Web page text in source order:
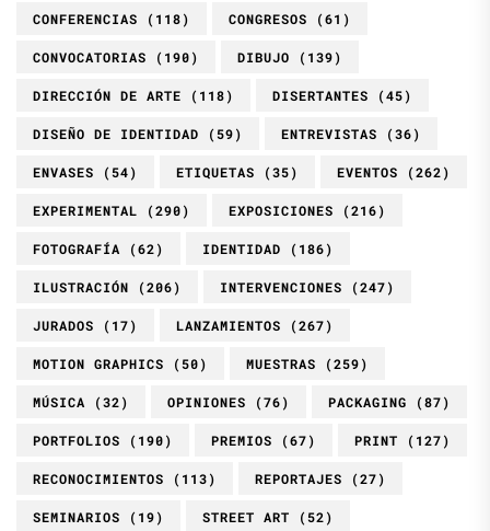
CONFERENCIAS (118) CONGRESOS (61)
CONVOCATORIAS (190) DIBUJO (139)
DIRECCIÓN DE ARTE (118) DISERTANTES (45)
DISEÑO DE IDENTIDAD (59) ENTREVISTAS (36)
ENVASES (54) ETIQUETAS (35) EVENTOS (262)
EXPERIMENTAL (290) EXPOSICIONES (216)
FOTOGRAFÍA (62) IDENTIDAD (186)
ILUSTRACIÓN (206) INTERVENCIONES (247)
JURADOS (17) LANZAMIENTOS (267)
MOTION GRAPHICS (50) MUESTRAS (259)
MÚSICA (32) OPINIONES (76) PACKAGING (87)
PORTFOLIOS (190) PREMIOS (67) PRINT (127)
RECONOCIMIENTOS (113) REPORTAJES (27)
SEMINARIOS (19) STREET ART (52)